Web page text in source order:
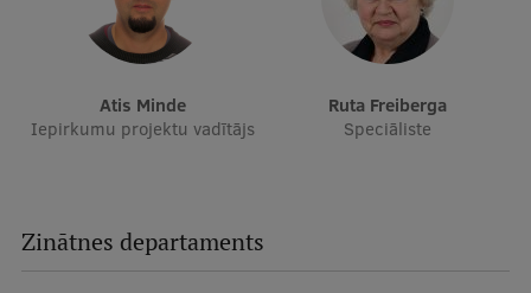
Atis Minde
Iepirkumu projektu vadītājs
Ruta Freiberga
Speciāliste
Zinātnes departaments